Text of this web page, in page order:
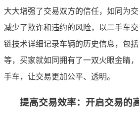
大大增强了交易双方的信任，如同为
减少了欺诈和违约的风险，以二手车
链技术详细记录车辆的历史信息，包
等，买家就如同拥有了一双火眼金睛
手车，让交易更加公平、透明。
提高交易效率：开启交易的